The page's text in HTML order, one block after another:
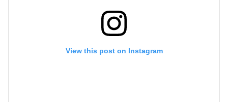
View this post on Instagram